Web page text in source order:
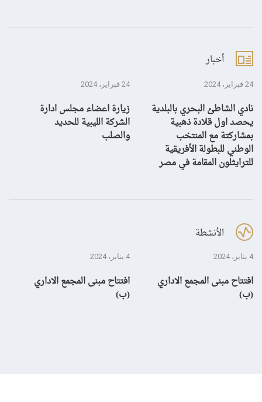
أخبار
24 فبراير، 2024
نادي الشاطئ البحري بالبلدية
يحصد اول قلادة ذهبية
بمشاركتة مع المنتخب
الوطني للبطولة الأفريقية
للترايثلون المقامة في مصر
24 فبراير، 2024
زيارة اعضاء مجلس ادارة
الشركة الليبية للحديد
والصلب
الأنشطة
4 يناير، 2024
افتتاح مبنى المجمع الاداري
(ب)
4 يناير، 2024
افتتاح مبنى المجمع الاداري
(ب)